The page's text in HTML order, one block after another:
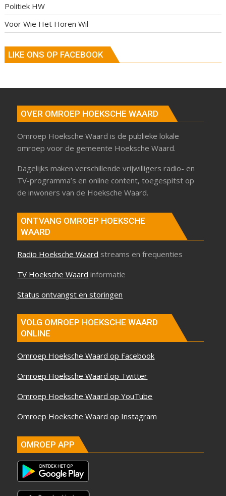
Politiek HW
Voor Wie Het Horen Wil
LIKE ONS OP FACEBOOK
OVER OMROEP HOEKSCHE WAARD
Omroep Hoeksche Waard is de publieke lokale
omroep voor de gemeente Hoeksche Waard.
Dagelijks maken verschillende vrijwilligers radio- en
TV-programma’s en online content, toegespitst op
de inwoners van de Hoeksche Waard.
ONTVANG OMROEP HOEKSCHE
WAARD
Radio Hoeksche Waard streams en frequenties
TV Hoeksche Waard informatie
Status ontvangst en storingen
VOLG OMROEP HOEKSCHE WAARD
ONLINE
Omroep Hoeksche Waard op Facebook
Omroep Hoeksche Waard op Twitter
Omroep Hoeksche Waard op YouTube
Omroep Hoeksche Waard op Instagram
OMROEP APP